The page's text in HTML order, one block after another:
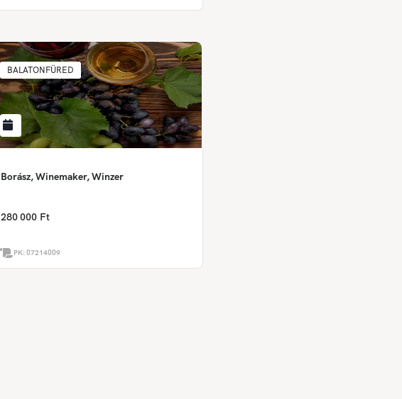
BALATONFÜRED
Borász, Winemaker, Winzer
280 000 Ft
PK:07214009